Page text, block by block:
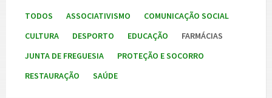
TODOS ASSOCIATIVISMO
COMUNICAÇÃO SOCIAL
CULTURA
DESPORTO EDUCAÇÃO
FARMÁCIAS
JUNTA DE FREGUESIA
PROTEÇÃO E SOCORRO
RESTAURAÇÃO
SAÚDE